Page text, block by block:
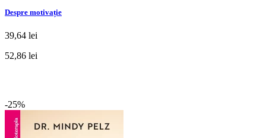
Despre motivație
39,64 lei
52,86 lei
-25%